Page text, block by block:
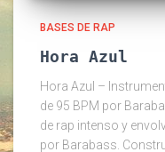
BASES DE RAP
Hora Azul
Hora Azul –
de 95 BPM por
de rap intenso y
por Barabass.